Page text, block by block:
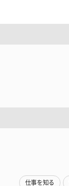
仕事を知る